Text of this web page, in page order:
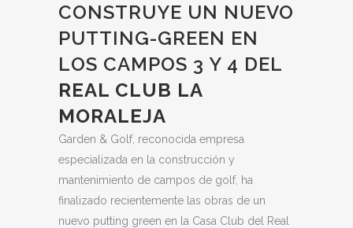
CONSTRUYE UN NUEVO
PUTTING-GREEN EN
LOS CAMPOS 3 Y 4 DEL
REAL CLUB LA
MORALEJA
Garden & Golf, reconocida empresa
especializada en la construcción y
mantenimiento de campos de golf, ha
finalizado recientemente las obras de un
nuevo putting green en la Casa Club del Real